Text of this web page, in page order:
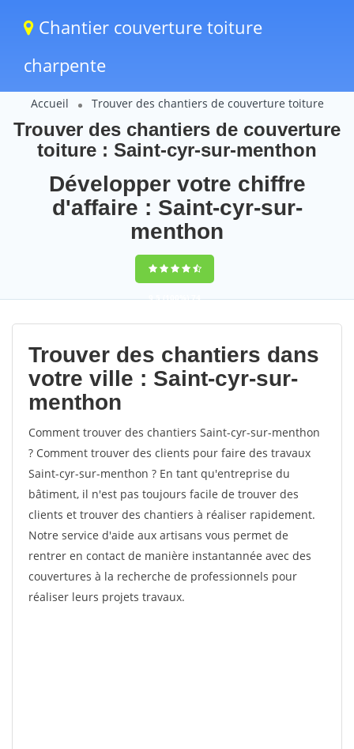
Chantier couverture toiture
charpente
Accueil Trouver des chantiers de couverture toiture
Trouver des chantiers de couverture
toiture : Saint-cyr-sur-menthon
Développer votre chiffre
d'affaire : Saint-cyr-sur-
menthon
9,5(100%)74
votes
Trouver des chantiers dans
votre ville : Saint-cyr-sur-
menthon
Comment trouver des chantiers Saint-cyr-sur-menthon
? Comment trouver des clients pour faire des travaux
Saint-cyr-sur-menthon ? En tant qu'entreprise du
bâtiment, il n'est pas toujours facile de trouver des
clients et trouver des chantiers à réaliser rapidement.
Notre service d'aide aux artisans vous permet de
rentrer en contact de manière instantannée avec des
couvertures à la recherche de professionnels pour
réaliser leurs projets travaux.